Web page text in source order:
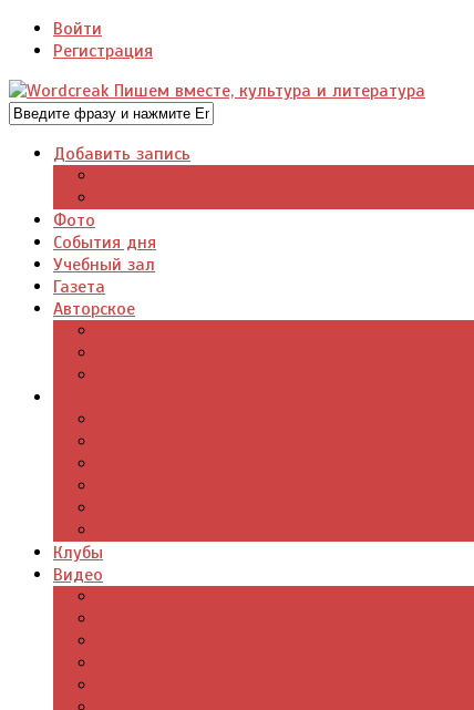
Войти
Регистрация
Добавить запись
Фото
События дня
Учебный зал
Газета
Авторское
Клубы
Видео